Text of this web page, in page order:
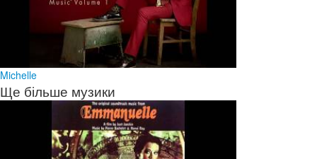
Michelle
Ще більше музики